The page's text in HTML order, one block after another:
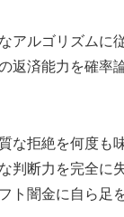
アルゴリズムに
返済能力を確率
な拒絶を何度も
判断力を完全に
ト闇金に自ら足